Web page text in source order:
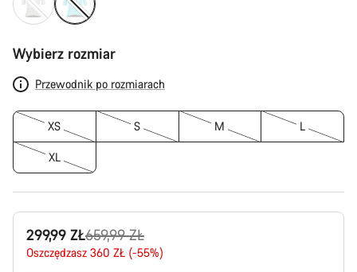
Wybierz rozmiar
Przewodnik po rozmiarach
XS S M L
XL
299,99 ZŁ
Oryginalna
cena
659,99 ZŁ
Oszczędzasz 360 ZŁ (-55%)